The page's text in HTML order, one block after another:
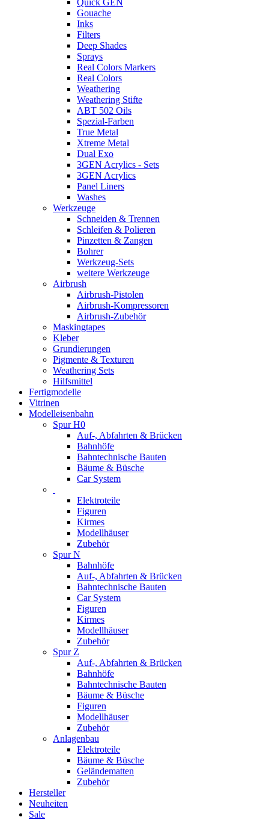
Quick GEN
Gouache
Inks
Filters
Deep Shades
Sprays
Real Colors Markers
Real Colors
Weathering
Weathering Stifte
ABT 502 Oils
Spezial-Farben
True Metal
Xtreme Metal
Dual Exo
3GEN Acrylics - Sets
3GEN Acrylics
Panel Liners
Washes
Werkzeuge
Schneiden & Trennen
Schleifen & Polieren
Pinzetten & Zangen
Bohrer
Werkzeug-Sets
weitere Werkzeuge
Airbrush
Airbrush-Pistolen
Airbrush-Kompressoren
Airbrush-Zubehör
Maskingtapes
Kleber
Grundierungen
Pigmente & Texturen
Weathering Sets
Hilfsmittel
Fertigmodelle
Vitrinen
Modelleisenbahn
Spur H0
Auf-, Abfahrten & Brücken
Bahnhöfe
Bahntechnische Bauten
Bäume & Büsche
Car System
Elektroteile
Figuren
Kirmes
Modellhäuser
Zubehör
Spur N
Bahnhöfe
Auf-, Abfahrten & Brücken
Bahntechnische Bauten
Car System
Figuren
Kirmes
Modellhäuser
Zubehör
Spur Z
Auf-, Abfahrten & Brücken
Bahnhöfe
Bahntechnische Bauten
Bäume & Büsche
Figuren
Modellhäuser
Zubehör
Anlagenbau
Elektroteile
Bäume & Büsche
Geländematten
Zubehör
Hersteller
Neuheiten
Sale